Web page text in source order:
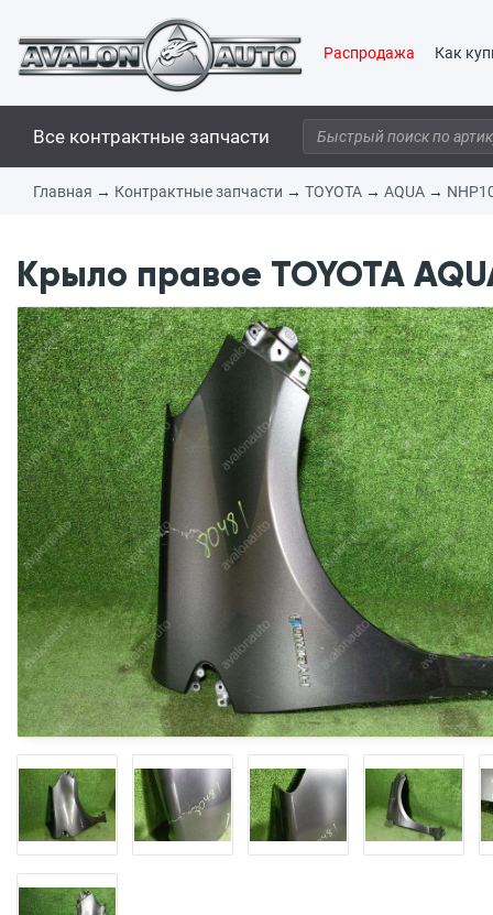
Распродажа Как
Все контрактные запчасти
Главная → Контрактные запчасти → TOYOTA → AQUA →
Крыло правое TOYOTA